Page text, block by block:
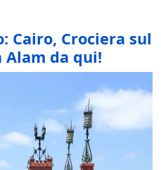
Cairo, Crociera sul
Alam da qui!